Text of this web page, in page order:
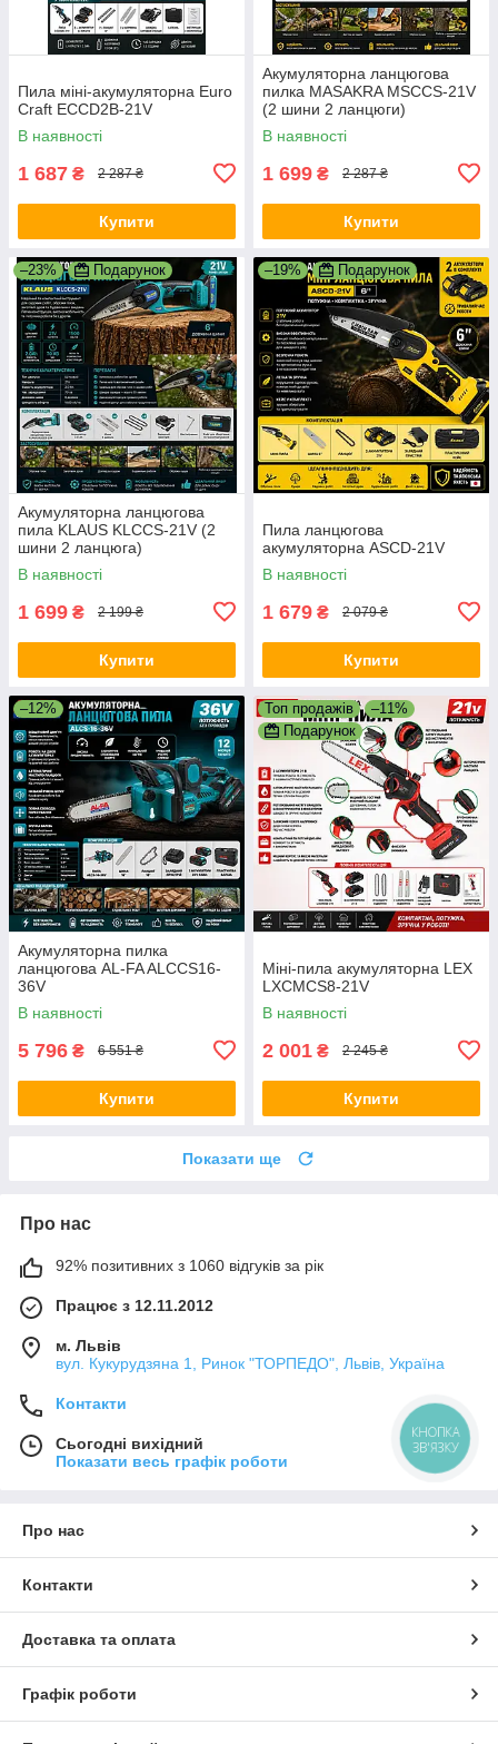
Пила міні-акумуляторна Euro
Craft ECCD2B-21V
В наявності
1 687 ₴ 2 287 ₴
Купити
Акумуляторна ланцюгова
пилка MASAKRA MSCCS-21V
(2 шини 2 ланцюги)
В наявності
1 699 ₴ 2 287 ₴
Купити
–23% Подарунок
Акумуляторна ланцюгова
пила KLAUS KLCCS-21V (2
шини 2 ланцюга)
В наявності
1 699 ₴ 2 199 ₴
Купити
–19% Подарунок
Пила ланцюгова
акумуляторна ASCD-21V
В наявності
1 679 ₴ 2 079 ₴
Купити
–12%
Акумуляторна пилка
ланцюгова AL-FA ALCCS16-
36V
В наявності
5 796 ₴ 6 551 ₴
Купити
Топ продажів
–11%
Подарунок
Міні-пила акумуляторна LEX
LXCMCS8-21V
В наявності
2 001 ₴ 2 245 ₴
Купити
Показати ще
Про нас
92% позитивних з 1060 відгуків за рік
Працює з 12.11.2012
м. Львів
вул. Кукурудзяна 1, Ринок "ТОРПЕДО", Львів, Україна
Контакти
Сьогодні вихідний
Показати весь графік роботи
Про нас
Контакти
Доставка та оплата
Графік роботи
КНОПКА
ЗВ'ЯЗКУ